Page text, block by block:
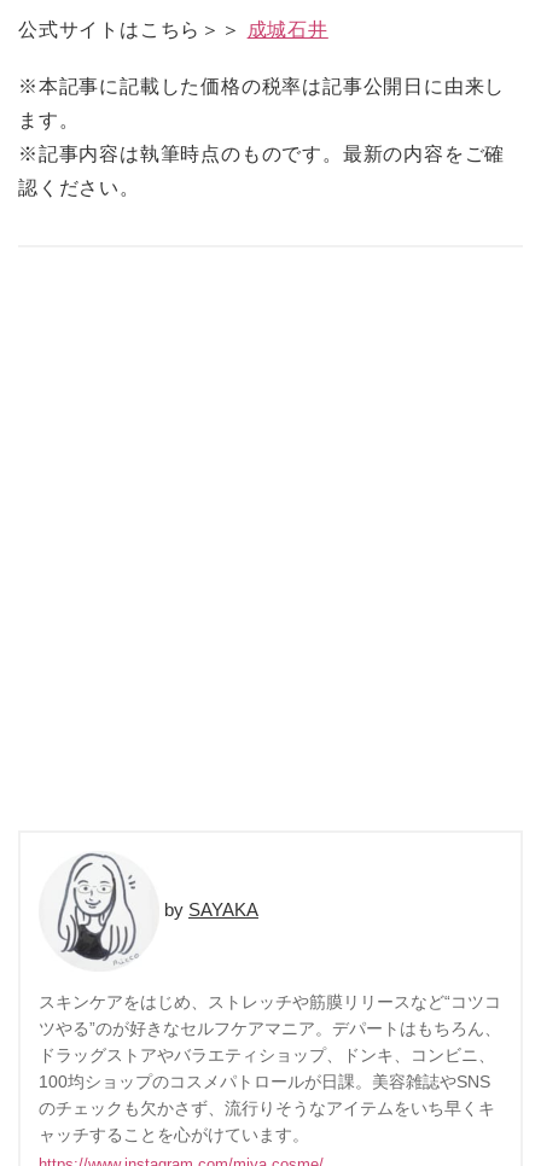
公式サイトはこちら＞＞ 成城石井
※本記事に記載した価格の税率は記事公開日に由来し
ます。
※記事内容は執筆時点のものです。最新の内容をご確
認ください。
SAYAKA
スキンケアをはじめ、ストレッチや筋膜リリースなど“コツコ
ツやる”のが好きなセルフケアマニア。デパートはもちろん、
ドラッグストアやバラエティショップ、ドンキ、コンビニ、
100均ショップのコスメパトロールが日課。美容雑誌やSNS
のチェックも欠かさず、流行りそうなアイテムをいち早くキ
ャッチすることを心がけています。